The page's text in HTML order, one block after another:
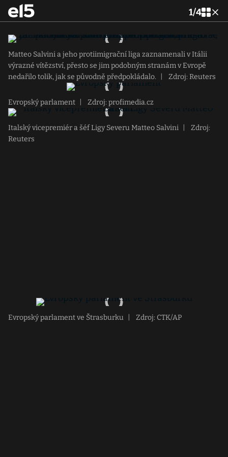
1/4
Matteo Salvini a jeho protiimigrační liga zaznamenali v Itálii
výrazné vítězství, přesto se jim podobným stranám v Evropě
nedařilo tolik, jak se původně předpokládalo.
Zdroj: Reuters
Evropský parlament Zdroj: profimedia.cz
Italský vicepremiér a šéf Ligy Severu Matteo Salvini
Zdroj:
Reuters
Evropský parlament ve Štrasburku Zdroj: CTK/AP